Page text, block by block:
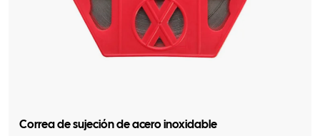
Correa de sujeción de acero inoxidable